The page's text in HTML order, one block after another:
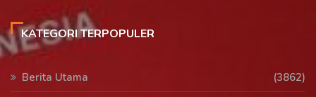
KATEGORI TERPOPULER
Berita Utama
(3862)